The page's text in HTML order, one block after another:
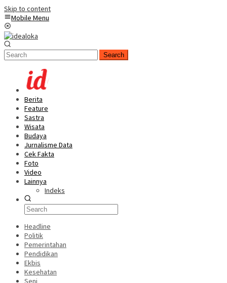
Skip to content
Mobile Menu
Search
Berita
Feature
Sastra
Wisata
Budaya
Jurnalisme Data
Cek Fakta
Foto
Video
Lainnya
Indeks
Headline
Politik
Pemerintahan
Pendidikan
Ekbis
Kesehatan
Seni